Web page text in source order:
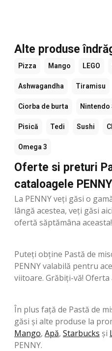
Alte produse
Pizza Mango LEGO
Ashwagandha Tiramisu
Ciorba de burta Nintendo
Pisică Tedi Sushi
Omega 3
Oferte si preturi
cataloagele PENNY
La PENNY veți găsi o
lângă acestea, veți găsi
ofertă săptămâna aceasta!
Puteți obține Pastă de
PENNY valabilă pentru
viitoare. Grăbiți-vă!
În plus față de Pastă de
găsi și alte produse la
Mango, Apă, Starbucks şi
PENNY.